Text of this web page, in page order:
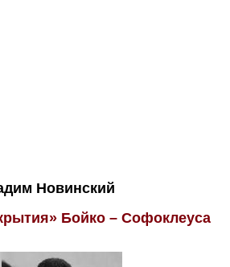
Новинский
Бойко – Софоклеуса